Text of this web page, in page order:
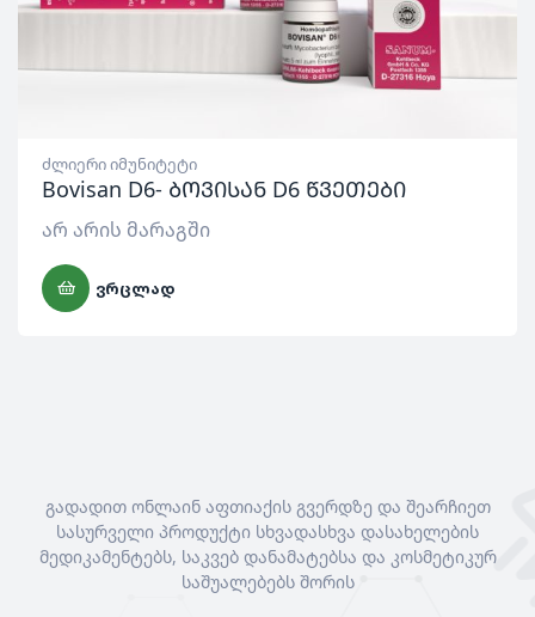
ძლიერი იმუნიტეტი
Bovisan D6- ბოვისან D6 წვეთები
არ არის მარაგში
ᲕᲠᲪᲚᲐᲓ
გადადით ონლაინ აფთიაქის გვერდზე და შეარჩიეთ
სასურველი პროდუქტი სხვადასხვა დასახელების
მედიკამენტებს, საკვებ დანამატებსა და კოსმეტიკურ
საშუალებებს შორის